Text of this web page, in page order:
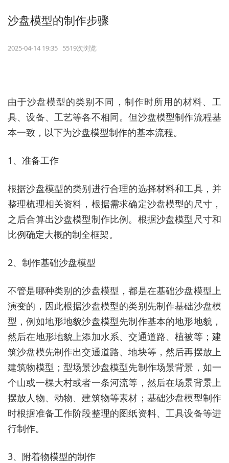
沙盘模型的制作步骤
2025-04-14 19:35 5519次浏览
由于沙盘模型的类别不同，制作时所用的材料、工
具、设备、工艺等各不相同。但沙盘模型制作流程基
本一致，以下为沙盘模型制作的基本流程。
1、准备工作
根据沙盘模型的类别进行合理的选择材料和工具，并
整理梳理相关资料，根据需求确定沙盘模型的尺寸，
之后合算出沙盘模型制作比例。根据沙盘模型尺寸和
比例确定大概的制全框架。
2、制作基础沙盘模型
不管是哪种类别的沙盘模型，都是在基础沙盘模型上
演变的，因此根据沙盘模型的类别先制作基础沙盘模
型，例如地形地貌沙盘模型先制作基本的地形地貌，
然后在地形地貌上添加水系、交通道路、植被等；建
筑沙盘模先制作出交通道路、地块等，然后再摆放上
建筑物模型；型场景沙盘模型先制作场景背景，如一
个山或一棵大村或者一条河流等，然后在场景背景上
摆放人物、动物、建筑物等素材；基础沙盘模型制作
时根据准备工作阶段整理的图纸资料、工具设备等进
行制作。
3、附着物模型的制作